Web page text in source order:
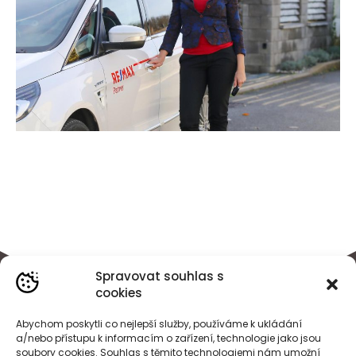
Spravovat souhlas s
cookies
Abychom poskytli co nejlepší služby, používáme k ukládání
a/nebo přístupu k informacím o zařízení, technologie jako jsou
soubory cookies. Souhlas s těmito technologiemi nám umožní